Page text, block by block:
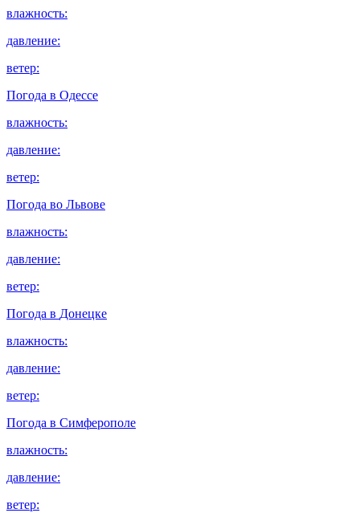
влажность:
давление:
ветер:
Погода в Одессе
влажность:
давление:
ветер:
Погода во Львове
влажность:
давление:
ветер:
Погода в Донецке
влажность:
давление:
ветер:
Погода в Симферополе
влажность:
давление:
ветер: